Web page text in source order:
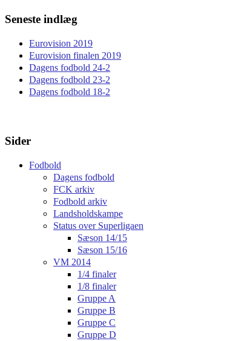
Seneste indlæg
Eurovision 2019
Eurovision finalen 2019
Dagens fodbold 24-2
Dagens fodbold 23-2
Dagens fodbold 18-2
Sider
Fodbold
Dagens fodbold
FCK arkiv
Fodbold arkiv
Landsholdskampe
Status over Superligaen
Sæson 14/15
Sæson 15/16
VM 2014
1/4 finaler
1/8 finaler
Gruppe A
Gruppe B
Gruppe C
Gruppe D